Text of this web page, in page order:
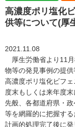
出版物・物品
協会連絡先
産業ガス・医療ガ
協会案内
事業者の方へ
高濃度ポリ塩化
供等について(厚
2021.11.08
厚生労働省より11
物等の発見事例の提
高濃度ポリ塩化ビフ
度末もしくは来年度
先般、各都道府県・
等を網羅的に把握する
計画的処理完了後に